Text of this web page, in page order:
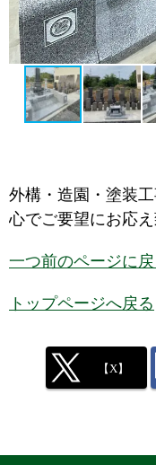
外構・造園・塗装
心でご要望にお応え
一つ前のページに戻
トップページへ戻る
【X】